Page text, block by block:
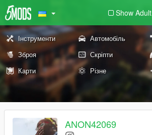
Show Adult
Інструменти Автомобіль
Зброя
Скріпти
Карти
Різне
ANON42069